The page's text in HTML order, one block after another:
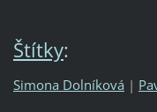
Štítky:
Simona Dolníková |